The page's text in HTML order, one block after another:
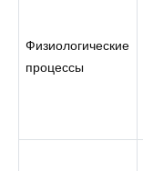
Физиологические
процессы